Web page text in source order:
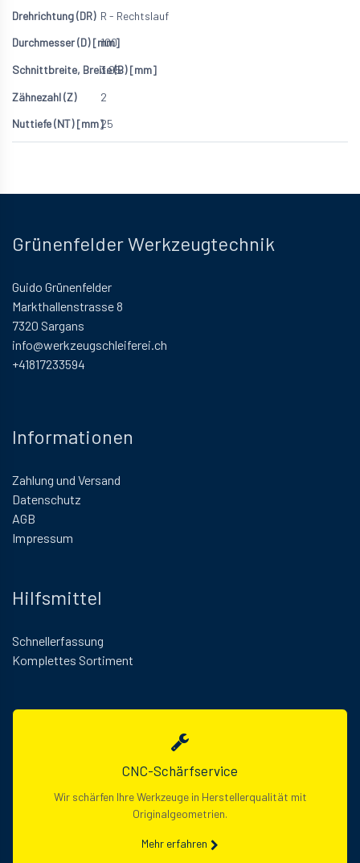
R - Rechtslauf
100
3.95
2
25
Grünenfelder Werkzeugtechnik
Guido Grünenfelder
Markthallenstrasse 8
7320 Sargans
info@werkzeugschleiferei.ch
+41817233594
Informationen
Zahlung und Versand
Datenschutz
AGB
Impressum
Hilfsmittel
Schnellerfassung
Komplettes Sortiment
CNC-Schärfservice
Wir schärfen Ihre Werkzeuge in Herstellerqualität mit
Originalgeometrien.
Mehr erfahren